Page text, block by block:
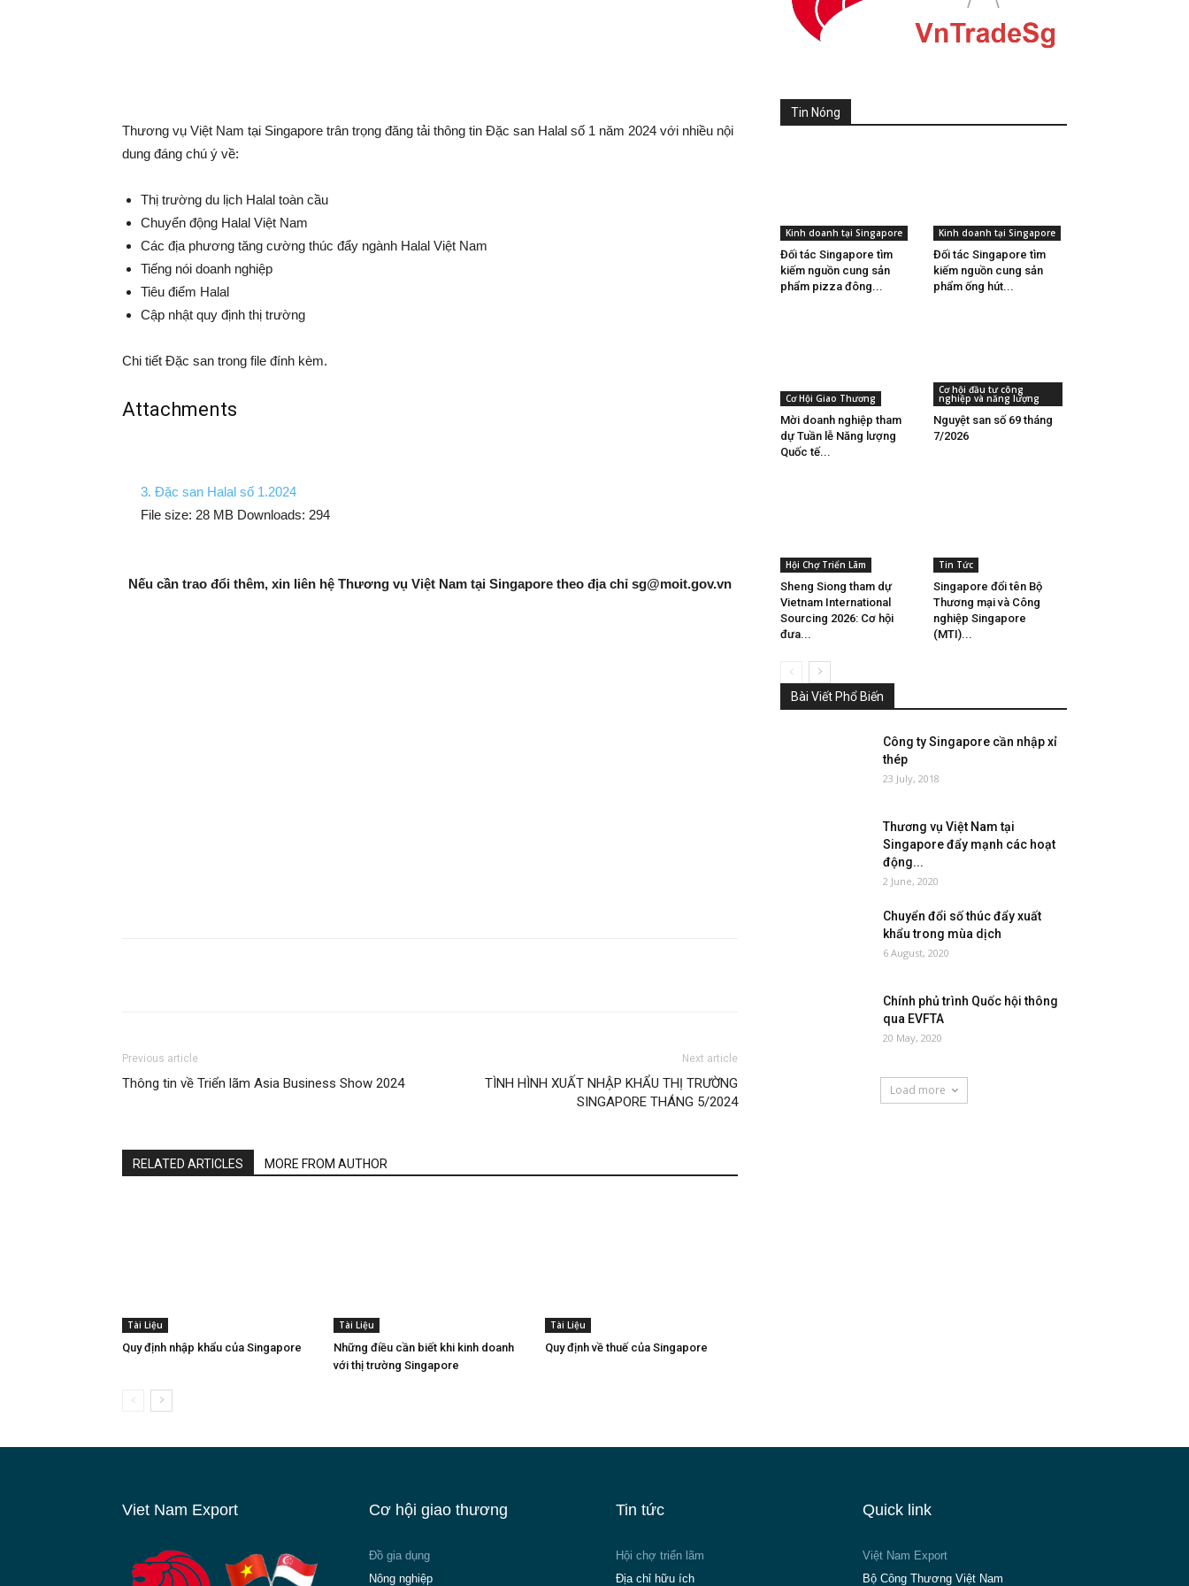
Thương vụ Việt Nam tại Singapore trân trọng đăng tải thông tin Đặc san Halal số 1 năm 2024 với nhiều nội
dung đáng chú ý về:
Thị trường du lịch Halal toàn cầu
Chuyển động Halal Việt Nam
Các địa phương tăng cường thúc đẩy ngành Halal Việt Nam
Tiếng nói doanh nghiệp
Tiêu điểm Halal
Cập nhật quy định thị trường
Chi tiết Đặc san trong file đính kèm.
Attachments
3. Đặc san Halal số 1.2024
File size: 28 MB Downloads: 294
Nếu cần trao đổi thêm, xin liên hệ Thương vụ Việt Nam tại Singapore theo địa chỉ sg@moit.gov.vn
Previous article
Thông tin về Triển lãm Asia Business Show 2024
Next article
TÌNH HÌNH XUẤT NHẬP KHẨU THỊ TRƯỜNG
SINGAPORE THÁNG 5/2024
RELATED ARTICLES MORE FROM AUTHOR
Tài Liệu
Quy định nhập khẩu của Singapore
Tài Liệu
Những điều cần biết khi kinh doanh
với thị trường Singapore
Tài Liệu
Quy định về thuế của Singapore
Tin Nóng
Kinh doanh tại Singapore
Đối tác Singapore tìm
kiếm nguồn cung sản
phẩm pizza đông...
Kinh doanh tại Singapore
Đối tác Singapore tìm
kiếm nguồn cung sản
phẩm ống hút...
Cơ Hội Giao Thương
Mời doanh nghiệp tham
dự Tuần lễ Năng lượng
Quốc tế...
Cơ hội đầu tư công
nghiệp và năng lượng
Nguyệt san số 69 tháng
7/2026
Hội Chợ Triển Lãm
Sheng Siong tham dự
Vietnam International
Sourcing 2026: Cơ hội
đưa...
Tin Tức
Singapore đổi tên Bộ
Thương mại và Công
nghiệp Singapore
(MTI)...
Bài Viết Phổ Biến
Công ty Singapore cần nhập xỉ
thép
23 July, 2018
Thương vụ Việt Nam tại
Singapore đẩy mạnh các hoạt
động...
2 June, 2020
Chuyển đổi số thúc đẩy xuất
khẩu trong mùa dịch
6 August, 2020
Chính phủ trình Quốc hội thông
qua EVFTA
20 May, 2020
Load more
Viet Nam Export Cơ hội giao thương
Đồ gia dụng
Nông nghiệp
Tin tức
Hội chợ triển lãm
Địa chỉ hữu ích
Quick link
Việt Nam Export
Bộ Công Thương Việt Nam